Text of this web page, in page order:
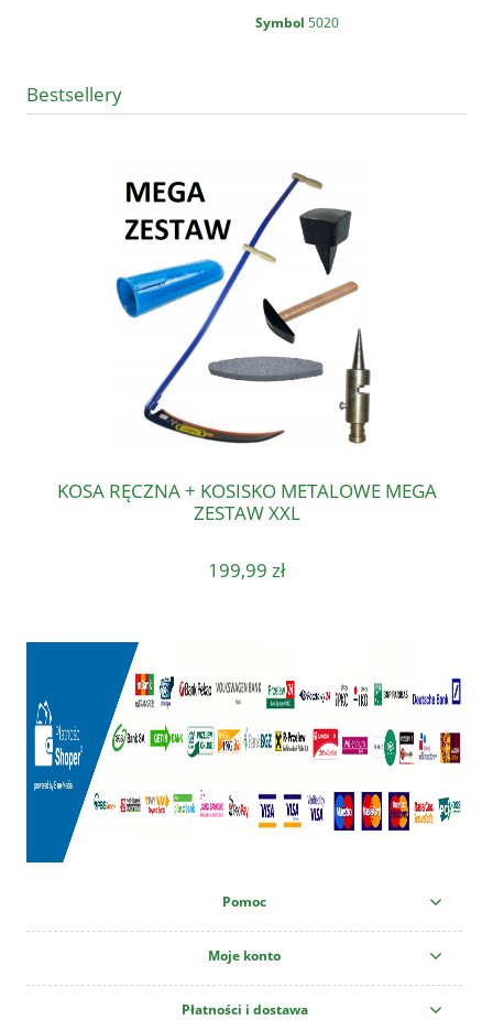
Symbol 5020
Bestsellery
KOSA RĘCZNA + KOSISKO METALOWE MEGA
ZESTAW XXL
199,99 zł
Pomoc
Moje konto
Płatności i dostawa